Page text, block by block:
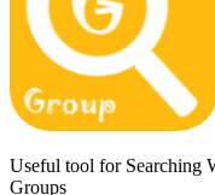
Useful tool for Searching
Groups